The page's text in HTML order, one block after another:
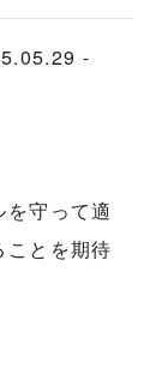
-
守って適
とを期待